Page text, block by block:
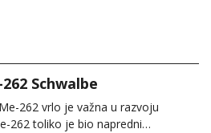
Schwalbe
262 vrlo je važna u razvoju
262 toliko je bio napredni…